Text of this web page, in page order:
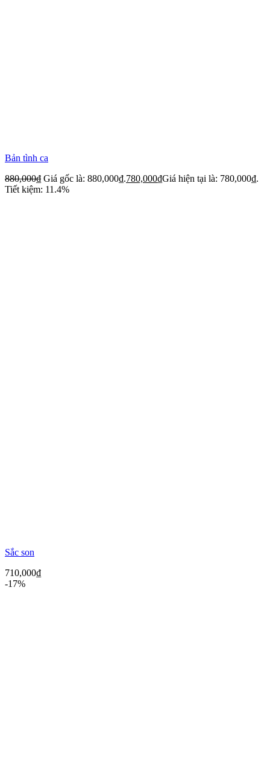
Bản tình ca
880,000₫ Giá gốc là: 880,000₫.780,000₫Giá hiện tại là: 780,000₫.
Tiết kiệm: 11.4%
Sắc son
710,000₫
-17%